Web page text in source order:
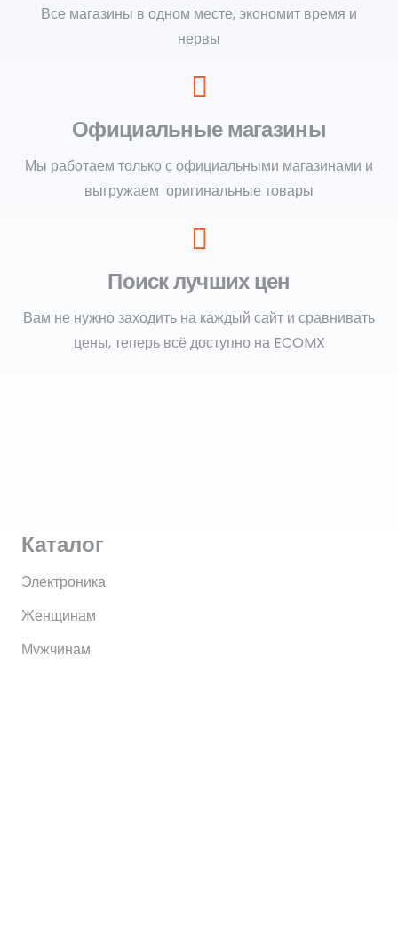
Все магазины в одном месте, экономит время и
нервы
Официальные магазины
Мы работаем только с официальными магазинами и
выгружаем оригинальные товары
Поиск лучших цен
Вам не нужно заходить на каждый сайт и сравнивать
цены, теперь всё доступно на ECOMX
Каталог
Электроника
Женщинам
Мужчинам